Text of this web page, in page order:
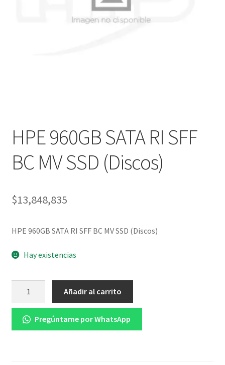
Ver mensajes del pedido
HPE 960GB SATA RI SFF
BC MV SSD (Discos)
$13,848,835
HPE 960GB SATA RI SFF BC MV SSD (Discos)
Hay existencias
SATA
Añadir al carrito
Pregúntame por WhatsApp